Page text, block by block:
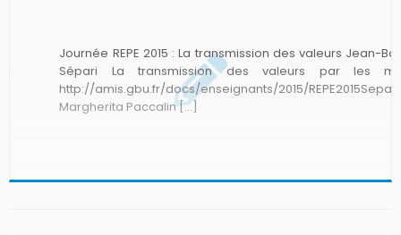
Journée REPE 2015 : La transmission des valeurs Jean-
Sépari La transmission des valeurs par les
http://amis.gbu.fr/docs/enseignants/2015/
Margherita Paccalin […]